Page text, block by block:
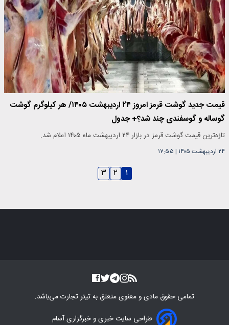
قیمت جدید گوشت قرمز امروز ۲۴ اردیبهشت ۱۴۰۵/ هر کیلوگرم گوشت
گوساله و گوسفندی چند شد؟+ جدول
تازه‌ترین قیمت گوشت قرمز در بازار ۲۴ اردیبهشت ماه ۱۴۰۵ اعلام شد.
۲۴ اردیبهشت ۱۴۰۵ | ۱۷:۵۵
۱ ۲ ۳
تمامی حقوق مادی و معنوی متعلق بهتیتر تجارتمی‌باشد.
طراحی سایت خبری و خبرگزاری آسام